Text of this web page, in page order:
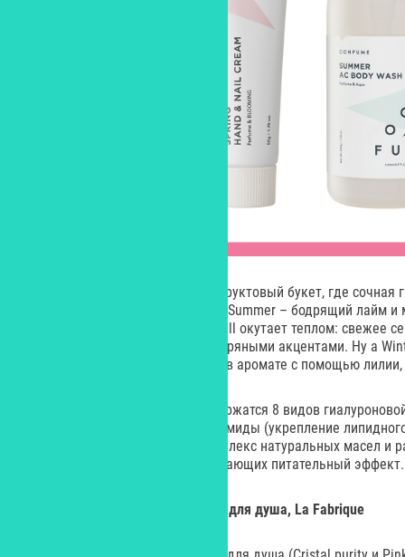
Spring – это нежный цветочно-фруктовый букет, где сочная
согревающим аккордом амбры. Summer – бодрящий лайм и
тонкими древесными нотами. Fall окутает теплом: свежее
бергамота здесь приправлены пряными акцентами. Ну а
морозная чистота, достигаемая в аромате с помощью
В составе средств линейки содержатся 8 видов
(интенсивное увлажнение), церамиды (укрепление
(борется с пигментацией) и комплекс натуральных масел и
обогащающих формулу и усиливающих питательный эффект.
Набор парфюмированных гелей для душа, La Fabrique